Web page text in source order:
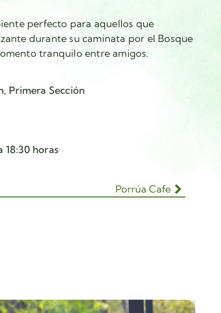
perfecto para aquellos que
durante su caminata por el Bosque
tranquilo entre amigos.
Primera Sección
18:30 horas
Porrúa Cafe